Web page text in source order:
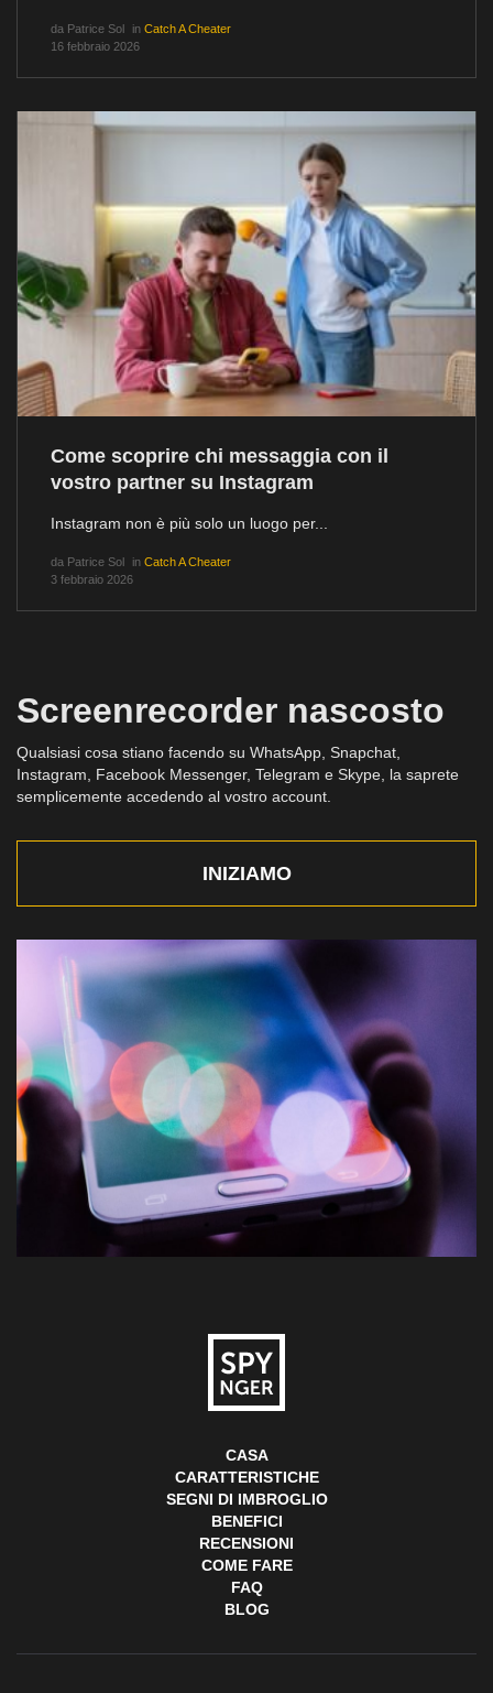
da Patrice Sol in Catch A Cheater
16 febbraio 2026
Come scoprire chi messaggia con il
vostro partner su Instagram
Instagram non è più solo un luogo per...
da Patrice Sol in Catch A Cheater
3 febbraio 2026
Screenrecorder nascosto
Qualsiasi cosa stiano facendo su WhatsApp, Snapchat,
Instagram, Facebook Messenger, Telegram e Skype, la saprete
semplicemente accedendo al vostro account.
INIZIAMO
CASA
CARATTERISTICHE
SEGNI DI IMBROGLIO
BENEFICI
RECENSIONI
COME FARE
FAQ
BLOG